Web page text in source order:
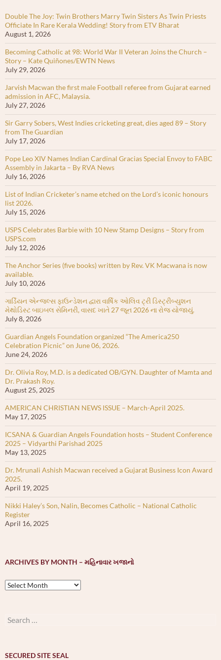
SECURED SITE SEAL
Double The Joy: Twin Brothers Marry Twin Sisters As Twin Priests
Officiate In Rare Kerala Wedding! Story from ETV Bharat
August 1, 2026
Becoming Catholic at 98: World War II Veteran Joins the Church –
Story – Kate Quiñones/EWTN News
July 29, 2026
Jarvish Macwan the first male Football referee from Gujarat earned
admission in AFC, Malaysia.
July 27, 2026
Sir Garry Sobers, West Indies cricketing great, dies aged 89 – Story
from The Guardian
July 17, 2026
Pope Leo XIV Names Indian Cardinal Gracias Special Envoy to FABC
Assembly in Jakarta – By RVA News
July 16, 2026
List of Indian Cricketer’s name etched on the Lord’s iconic honours
list 2026.
July 15, 2026
USPS Celebrates Barbie with 10 New Stamp Designs – Story from
USPS.com
July 12, 2026
The Anchor Series (five books) written by Rev. VK Macwana is now
available.
July 10, 2026
ગાર્ડિયન એન્જલ્સ ફાઉન્ડેશન દ્વારા વાર્ષિક ઓલિવ ટ્રી ડિસ્ટ્રીબ્યુશન
મેથોડિસ્ટ બાઇબલ સેમિનરી, વાસદ ખાતે 27 જૂન 2026 ના રોજ યોજાયું.
July 8, 2026
Guardian Angels Foundation organized “The America250
Celebration Picnic” on June 06, 2026.
June 24, 2026
Dr. Olivia Roy, M.D. is a dedicated OB/GYN. Daughter of Mamta and
Dr. Prakash Roy.
August 25, 2025
AMERICAN CHRISTIAN NEWS ISSUE – March-April 2025.
May 17, 2025
ICSANA & Guardian Angels Foundation hosts – Student Conference
2025 – Vidyarthi Parishad 2025
May 13, 2025
Dr. Mrunali Ashish Macwan received a Gujarat Business Icon Award
2025.
April 19, 2025
Nikki Haley’s Son, Nalin, Becomes Catholic – National Catholic
Register
April 16, 2025
ARCHIVES BY MONTH – મહિનાવાર ખજાનો
Archives
by
મહિનાવાર
Search